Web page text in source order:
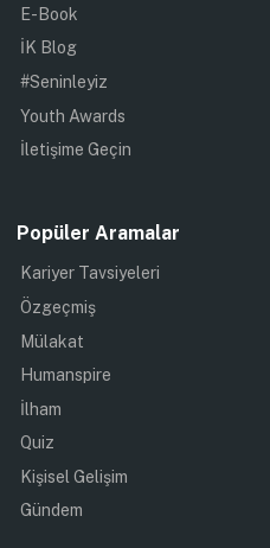
E-Book
İK Blog
#Seninleyiz
Youth Awards
İletişime Geçin
Popüler Aramalar
Kariyer Tavsiyeleri
Özgeçmiş
Mülakat
Humanspire
İlham
Quiz
Kişisel Gelişim
Gündem